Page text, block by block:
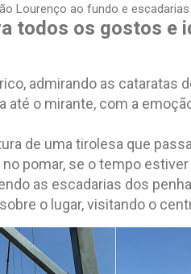
Lourenço ao fundo e
todos os gostos e
admirando as cataratas
até o mirante, com a
de uma tirolesa que
pomar, se o tempo
as escadarias dos
o lugar, visitando o